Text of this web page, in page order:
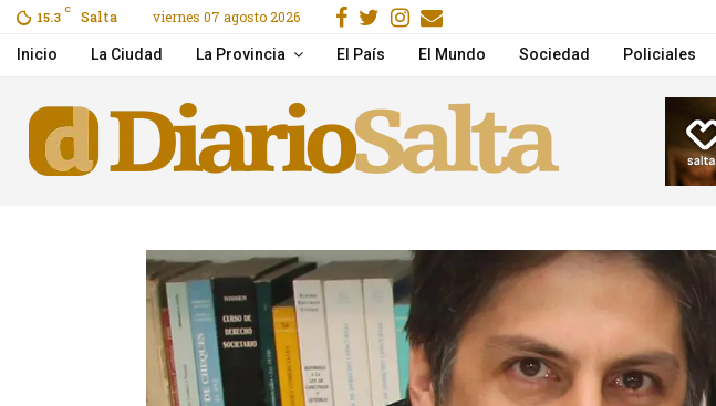
15.3 C Salta viernes 07 agosto 2026
Secure & Easy Mirá el show Serú Girán por Lebón y Aznar en vivo por Flow
Facebook
Gorjeo
Instagram
Email
Inicio La Ciudad La Provincia El País El Mundo Sociedad Policiales